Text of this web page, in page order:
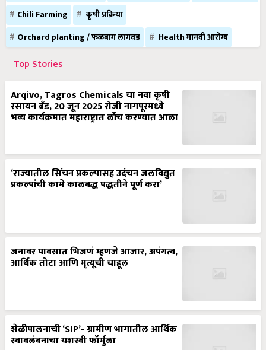
Chili Farming
कृषी प्रक्रिया
Orchard planting / फळबाग लागवड
Health मानवी आरोग्य
Top Stories
Arqivo, Tagros Chemicals चा नवा कृषी
रसायन ब्रँड, 20 जून 2025 रोजी नागपूरमध्ये
भव्य कार्यक्रमात महाराष्ट्रात लाँच करण्यात आला
‘राज्यातील सिंचन प्रकल्पासह उदंचन जलविद्युत
प्रकल्पांची कामे कालबद्ध पद्धतीने पूर्ण करा’
जनावर पावसात भिजणं म्हणजे आजार, अपंगत्व,
आर्थिक तोटा आणि मृत्यूची चाहूल
शेळीपालनाची ‘SIP’- ग्रामीण भागातील आर्थिक
स्वावलंबनाचा यशस्वी फॉर्मुला